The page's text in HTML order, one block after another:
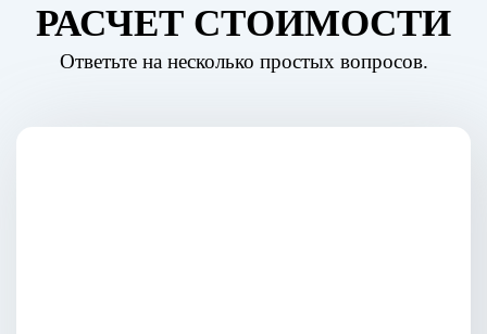
РАСЧЕТ СТОИМОСТИ
Ответьте на несколько простых вопросов.